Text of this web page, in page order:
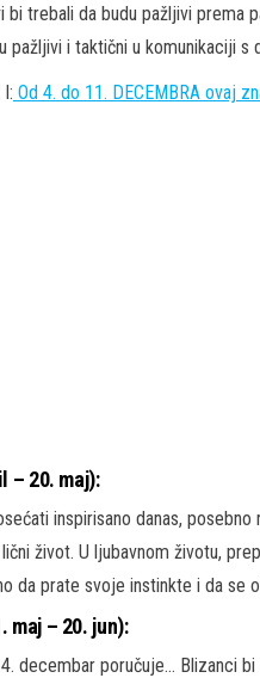
bi trebali da budu pažljivi
pažljivi i taktični u komunikaciji s
Od 4. do 11. DECEMBRA ovaj
– 20. maj):
inspirisano danas,
život. U ljubavnom životu,
da prate svoje instinkte i da se
maj – 20. jun):
decembar poručuje… Blizanci